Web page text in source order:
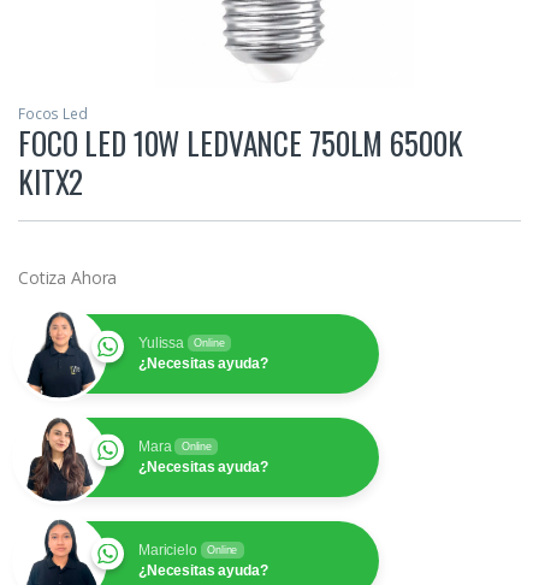
Focos Led
FOCO LED 10W LEDVANCE 750LM 6500K
KITX2
Cotiza Ahora
Yulissa Online
¿Necesitas ayuda?
Mara Online
¿Necesitas ayuda?
Maricielo Online
¿Necesitas ayuda?